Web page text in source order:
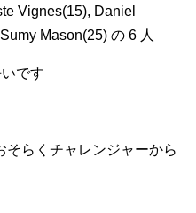
Vignes(15), Daniel
Mason(25) の 6 人
です
そらくチャレンジャーから